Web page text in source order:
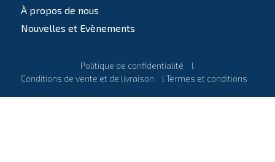
À propos de nous
Nouvelles et Evènements
Politique de confidentialité
l
Conditions de vente et de livraison
lTermes et conditions